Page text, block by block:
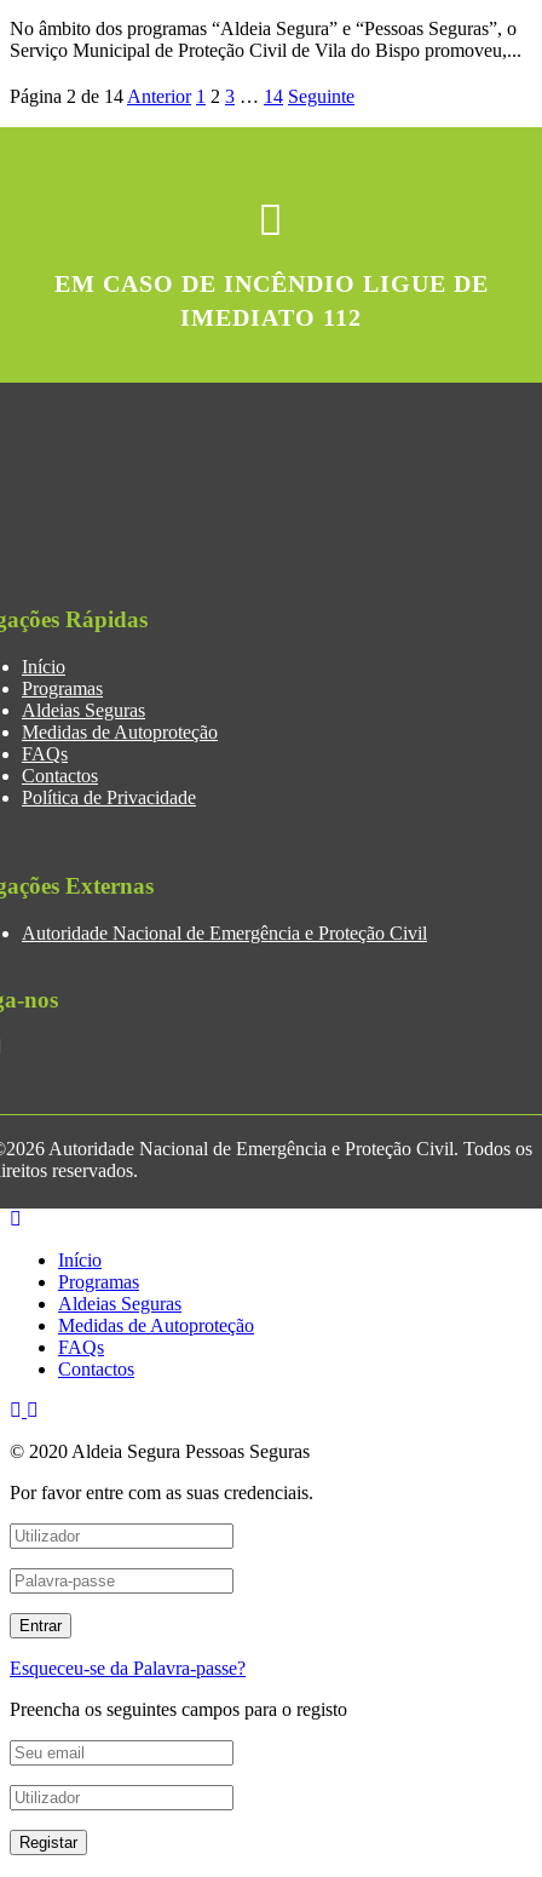
No âmbito dos programas “Aldeia Segura” e “Pessoas Seguras”, o
Serviço Municipal de Proteção Civil de Vila do Bispo promoveu,...
Página 2 de 14 Anterior 1 2 3 … 14 Seguinte
EM CASO DE INCÊNDIO LIGUE DE
IMEDIATO 112
Rápidas
Início
Programas
Aldeias Seguras
Medidas de Autoproteção
FAQs
Contactos
Política de Privacidade
Externas
Autoridade Nacional de Emergência e Proteção Civil
nos
Autoridade Nacional de Emergência e Proteção Civil. Todos os
reservados.
Início
Programas
Aldeias Seguras
Medidas de Autoproteção
FAQs
Contactos
© 2020 Aldeia Segura Pessoas Seguras
Por favor entre com as suas credenciais.
Esqueceu-se da Palavra-passe?
Preencha os seguintes campos para o registo